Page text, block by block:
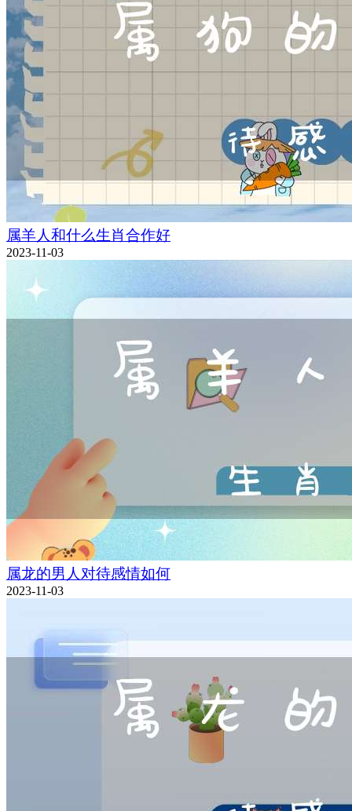
属羊人和什么生肖合作好
2023-11-03
属龙的男人对待感情如何
2023-11-03